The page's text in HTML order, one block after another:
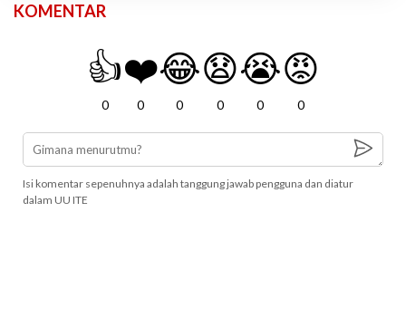
KOMENTAR
👍
0
❤️
0
😂
0
😧
0
😭
0
😡
0
Isi komentar sepenuhnya adalah tanggung jawab pengguna dan diatur
dalam UU ITE